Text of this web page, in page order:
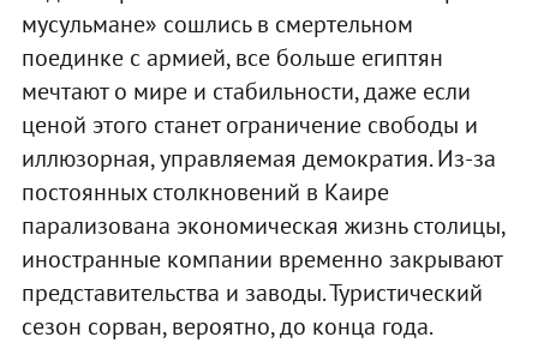
мусульмане» сошлись в смертельном
поединке с армией, все больше египтян
мечтают о мире и стабильности, даже если
ценой этого станет ограничение свободы и
иллюзорная, управляемая демократия. Из-за
постоянных столкновений в Каире
парализована экономическая жизнь столицы,
иностранные компании временно закрывают
представительства и заводы. Туристический
сезон сорван, вероятно, до конца года.